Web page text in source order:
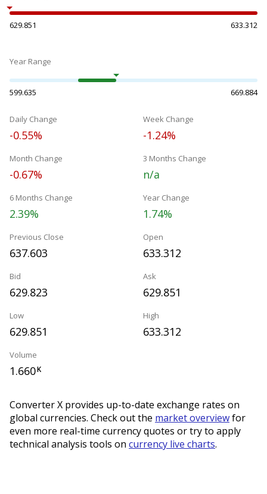
629.851 633.312
Year Range
599.635 669.884
Daily Change
-0.55%
Week Change
-1.24%
Month Change
-0.67%
3 Months Change
n/a
6 Months Change
2.39%
Year Change
1.74%
Previous Close
637.603
Open
633.312
Bid
629.823
Ask
629.851
Low
629.851
High
633.312
Volume
1.660K
Converter X provides up-to-date exchange rates on
global currencies. Check out the market overviewfor
even more real-time currency quotes or try to apply
technical analysis tools on currency live charts.